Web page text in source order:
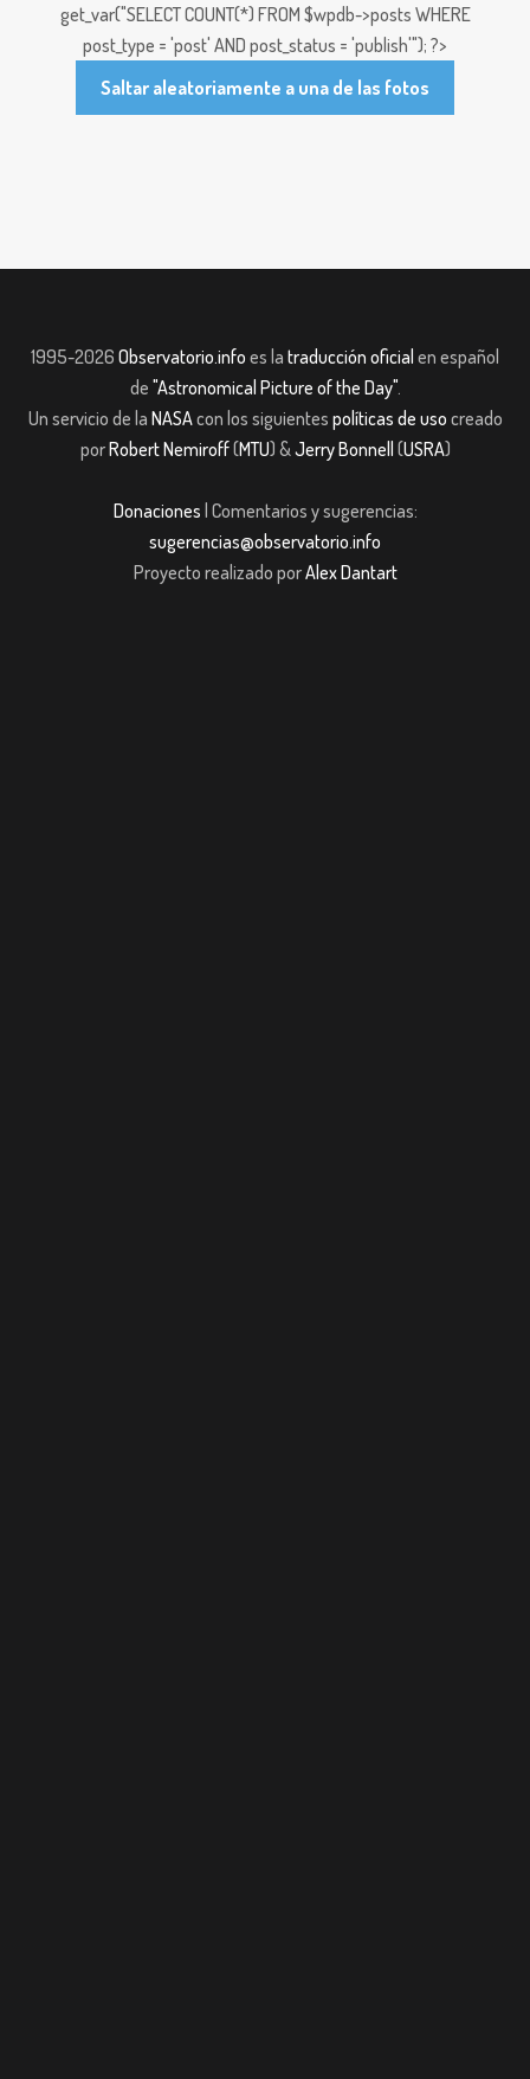
get_var("SELECT COUNT(*) FROM $wpdb->posts WHERE
post_type = 'post' AND post_status = 'publish'"); ?>
Saltar aleatoriamente a una de las fotos
1995-2026 Observatorio.info es la traducción oficial en español
de "Astronomical Picture of the Day".
Un servicio de la NASAcon los siguientes políticas de uso creado
porRobert Nemiroff(MTU) &Jerry Bonnell (USRA)
Donaciones | Comentarios y sugerencias:
sugerencias@observatorio.info
Proyecto realizado porAlex Dantart